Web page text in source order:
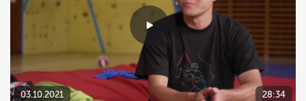
03.10.2021 28:34